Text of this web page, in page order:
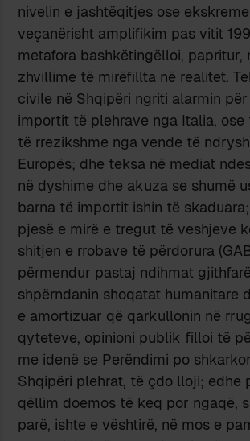
nivelin e jashtëqitjes ose
veçanërisht amplifikim pas vitit
metafora bashkëtingëlloi, papritur,
zhvillime të mirëfillta në realitet.
civile në Shqipëri ngriti alarmin
importit të plehrave nga Italia,
të rrezikshme nga vende të
Europës; dhe teksa në mediat
në dyshime dhe akuza se shumë
barna të importit ishin të
pjesë e mirë e tregut të veshjeve
shitjen e rrobave të përdorura
përmendur pastaj ndihmat
shpërndanin shoqatat humanitare
e amortizuar që qarkullonin në
qyteteve, opinioni publik filloi të
me idenë se Perëndimi po
Shqipëri plehrat, të çdo lloji; edhe
qëllim doemos të keq por ngaqë,
parë, ishte e vështirë, në mos e